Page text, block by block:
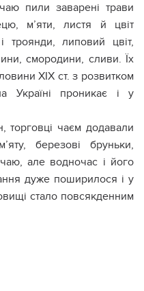
пили заварені трави
м’яти, листя й цвіт
липовий цвіт,
смородини, сливи. Їх
XIX ст. з розвитком
Україні проникає і у
торговці чаєм додавали
березові бруньки,
але водночас і його
дуже поширилося і у
стало повсякденним